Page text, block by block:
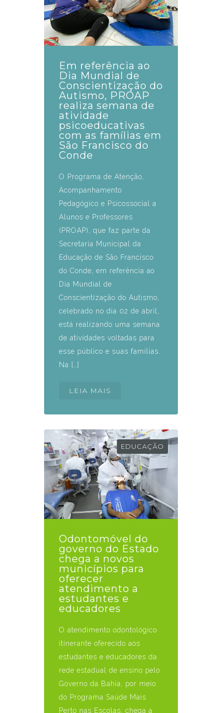
Em referência ao
Dia Mundial de
Conscientização do
Autismo, PROAP
realiza semana de
atividade
psicoeducativas
com as famílias em
São Francisco do
Conde
O Programa de Atenção,
Acompanhamento
Pedagógico e Psicossocial a
Alunos e Professores
(PROAP), que faz parte da
Secretaria Municipal da
Educação de São Francisco
do Conde, em referência ao
Dia Mundial de
Conscientização do Autismo,
celebrado no dia 02 de abril,
está realizando uma semana
de atividades voltadas para
esse público e suas famílias.
Na […]
LEIA MAIS
EDUCAÇÃO
Odontomóvel do
governo do Estado
chega a novos
municípios para
oferecer
atendimento a
estudantes e
educadores
O atendimento odontológico
itinerante oferecido aos
estudantes e educadores da
rede estadual de ensino pelo
Governo da Bahia, por meio
do Programa Saúde Mais
Perto nas Escolas, chega a